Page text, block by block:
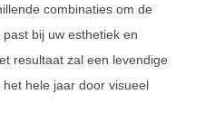
combinaties om de
bij uw esthetiek en
resultaat zal een levendige
hele jaar door visueel